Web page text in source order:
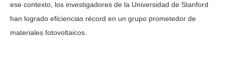
ese contexto, los investigadores de la Universidad de Stanford
han logrado eficiencias récord en un grupo prometedor de
materiales fotovoltaicos.